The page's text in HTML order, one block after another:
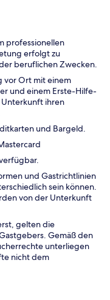
professionellen
erfolgt zu
beruflichen Zwecken.
vor Ort mit einem
und einem Erste-Hilfe-
Unterkunft ihren
und Bargeld.
und Gastrichtlinien
sein können.
von der Unterkunft
gelten die
Gemäß den
unterliegen
nicht dem